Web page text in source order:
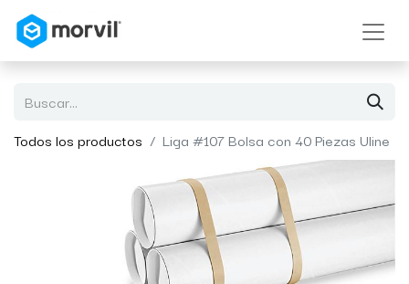
Todos los productos Liga #107 Bolsa con 40 Piezas Uline